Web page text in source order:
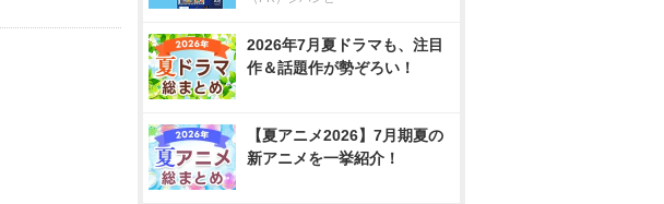
2026年7月夏ドラマも、注目
作＆話題作が勢ぞろい！
【夏アニメ2026】7月期夏の
新アニメを一挙紹介！